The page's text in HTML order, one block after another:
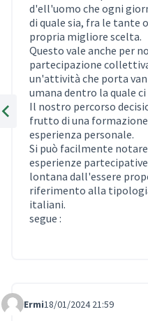
item
d'ell'uomo che ogni
di quale sia, fra le tante
propria migliore scelta.
Questo vale anche per
partecipazione
un'attività che porta
umana dentro la quale
Il nostro percorso
frutto di una
esperienza personale.
Si può facilmente
esperienze
lontana dall'essere
riferimento alla
italiani.
segue :
Comment 822
Ermi18/01/2024 21:59